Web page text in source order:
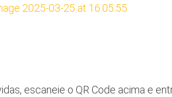
escaneie o QR Code acima e